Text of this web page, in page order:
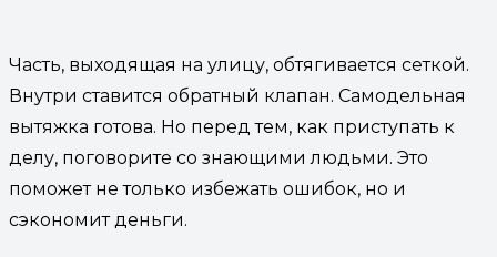
Часть, выходящая на улицу, обтягивается сеткой.
Внутри ставится обратный клапан. Самодельная
вытяжка готова. Но перед тем, как приступать к
делу, поговорите со знающими людьми. Это
поможет не только избежать ошибок, но и
сэкономит деньги.